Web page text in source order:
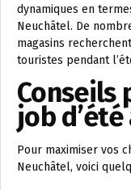
dynamiques en
Neuchâtel. De
magasins
touristes pendant
Conseils
job
Pour maximiser vos
Neuchâtel, voici